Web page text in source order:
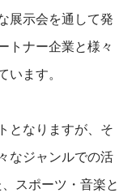
展示会を通して発
トナー企業と様々
います。
となりますが、そ
なジャンルでの活
スポーツ・音楽と